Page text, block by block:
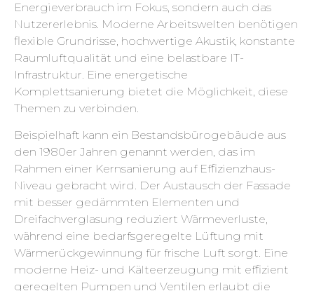
Energieverbrauch im Fokus, sondern auch das
Nutzererlebnis. Moderne Arbeitswelten benötigen
flexible Grundrisse, hochwertige Akustik, konstante
Raumluftqualität und eine belastbare IT-
Infrastruktur. Eine energetische
Komplettsanierung bietet die Möglichkeit, diese
Themen zu verbinden.
Beispielhaft kann ein Bestandsbürogebäude aus
den 1980er Jahren genannt werden, das im
Rahmen einer Kernsanierung auf Effizienzhaus-
Niveau gebracht wird. Der Austausch der Fassade
mit besser gedämmten Elementen und
Dreifachverglasung reduziert Wärmeverluste,
während eine bedarfsgeregelte Lüftung mit
Wärmerückgewinnung für frische Luft sorgt. Eine
moderne Heiz- und Kälteerzeugung mit effizient
geregelten Pumpen und Ventilen erlaubt die